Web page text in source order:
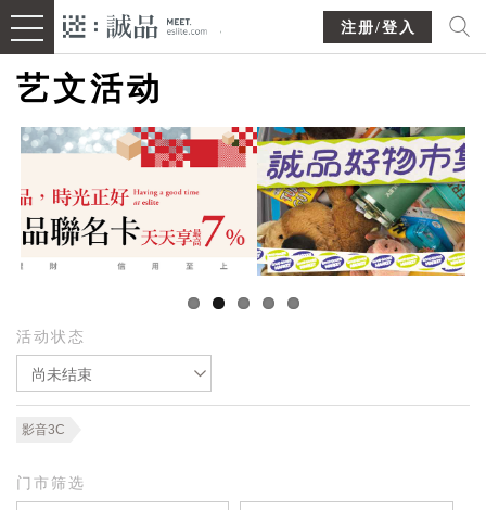
注册/登入
艺文活动
活动状态
尚未结束
影音3C
门市筛选